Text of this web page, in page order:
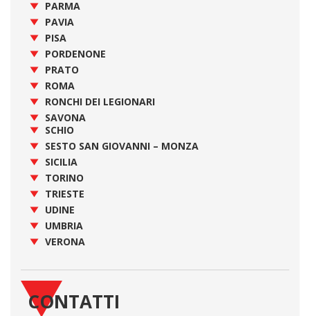
PARMA
PAVIA
PISA
PORDENONE
PRATO
ROMA
RONCHI DEI LEGIONARI
SAVONA
SCHIO
SESTO SAN GIOVANNI – MONZA
SICILIA
TORINO
TRIESTE
UDINE
UMBRIA
VERONA
CONTATTI